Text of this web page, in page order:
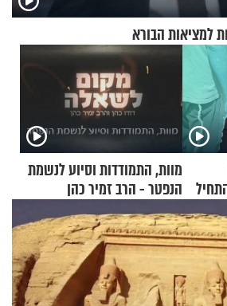
למציאות הבורא
מוות, התמודדות וסיוע לנשמת
הנפטר - הרב זמיר כהן